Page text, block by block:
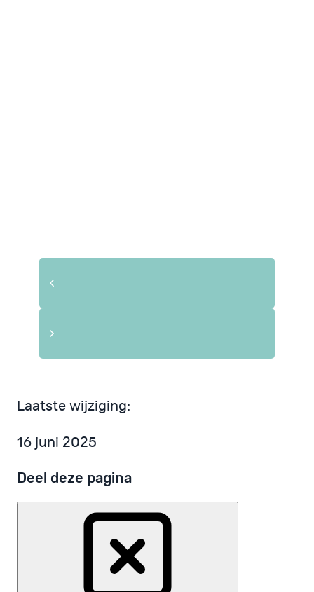
Laatste wijziging:
16 juni 2025
Deel deze pagina